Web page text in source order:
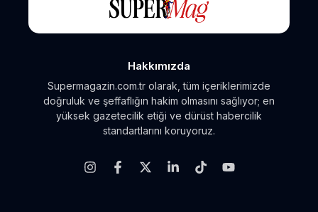
Hakkımızda
Supermagazin.com.tr olarak, tüm içeriklerimizde
doğruluk ve şeffaflığın hakim olmasını sağlıyor; en
yüksek gazetecilik etiği ve dürüst habercilik
standartlarını koruyoruz.